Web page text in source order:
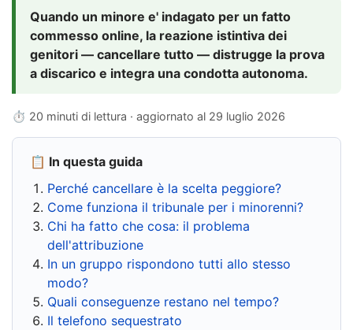
Quando un minore e' indagato per un fatto
commesso online, la reazione istintiva dei
genitori — cancellare tutto — distrugge la prova
a discarico e integra una condotta autonoma.
⏱ 20 minuti di lettura · aggiornato al 29 luglio 2026
📋 In questa guida
Perché cancellare è la scelta peggiore?
Come funziona il tribunale per i minorenni?
Chi ha fatto che cosa: il problema
dell'attribuzione
In un gruppo rispondono tutti allo stesso
modo?
Quali conseguenze restano nel tempo?
Il telefono sequestrato